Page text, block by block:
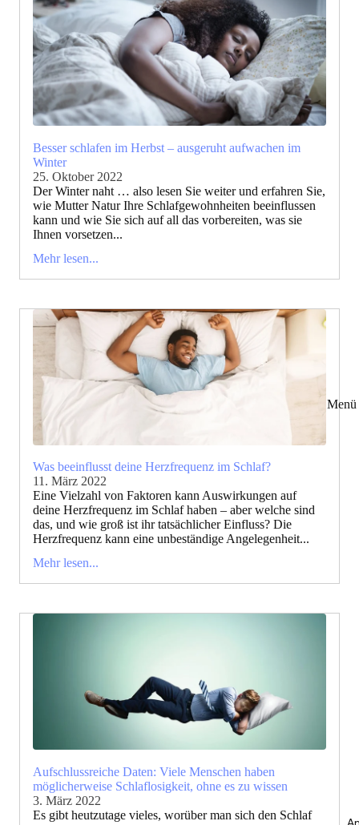
Menü
Besser schlafen im Herbst – ausgeruht aufwachen im
Winter
25. Oktober 2022
Der Winter naht … also lesen Sie weiter und erfahren Sie,
wie Mutter Natur Ihre Schlafgewohnheiten beeinflussen
kann und wie Sie sich auf all das vorbereiten, was sie
Ihnen vorsetzen...
Mehr lesen...
Was beeinflusst deine Herzfrequenz im Schlaf?
11. März 2022
Eine Vielzahl von Faktoren kann Auswirkungen auf
deine Herzfrequenz im Schlaf haben – aber welche sind
das, und wie groß ist ihr tatsächlicher Einfluss? Die
Herzfrequenz kann eine unbeständige Angelegenheit...
Mehr lesen...
Aufschlussreiche Daten: Viele Menschen haben
möglicherweise Schlaflosigkeit, ohne es zu wissen
3. März 2022
Es gibt heutzutage vieles, worüber man sich den Schlaf